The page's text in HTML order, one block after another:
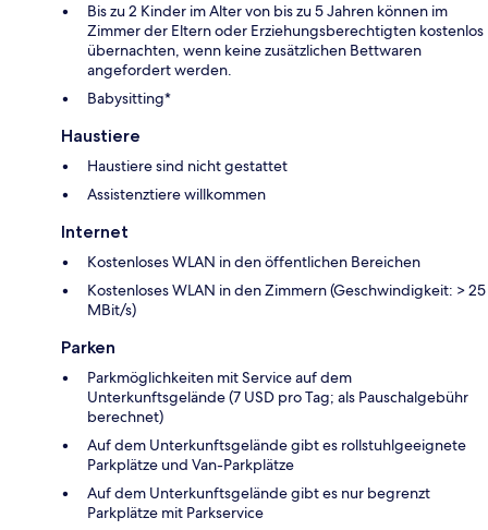
Bis zu 2 Kinder im Alter von bis zu 5 Jahren können im
Zimmer der Eltern oder Erziehungsberechtigten kostenlos
übernachten, wenn keine zusätzlichen Bettwaren
angefordert werden.
Babysitting*
Haustiere
Haustiere sind nicht gestattet
Assistenztiere willkommen
Internet
Kostenloses WLAN in den öffentlichen Bereichen
Kostenloses WLAN in den Zimmern (Geschwindigkeit: > 25
MBit/s)
Parken
Parkmöglichkeiten mit Service auf dem
Unterkunftsgelände (7 USD pro Tag; als Pauschalgebühr
berechnet)
Auf dem Unterkunftsgelände gibt es rollstuhlgeeignete
Parkplätze und Van-Parkplätze
Auf dem Unterkunftsgelände gibt es nur begrenzt
Parkplätze mit Parkservice